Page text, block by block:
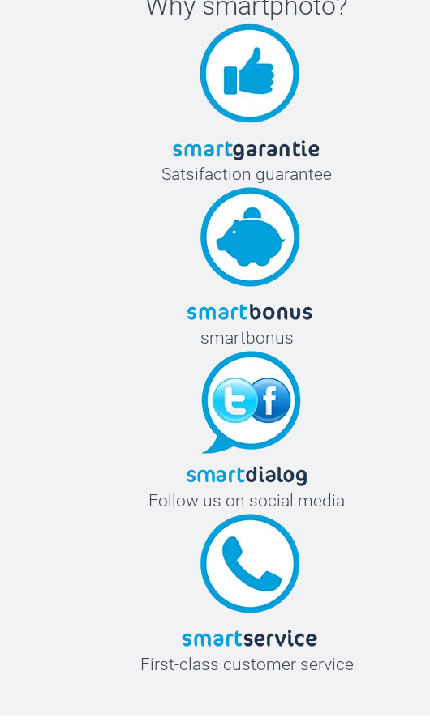
Satsifaction guarantee
smartbonus
Follow us on social media
First-class customer service